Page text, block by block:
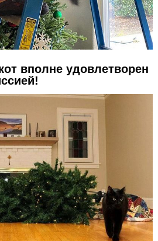
вполне удовлетворен